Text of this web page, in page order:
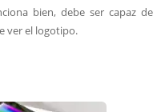
bien, debe ser capaz de
ver el logotipo.